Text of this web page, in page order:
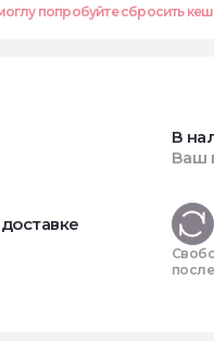
попробуйте сбросить кеш
В
Ваш